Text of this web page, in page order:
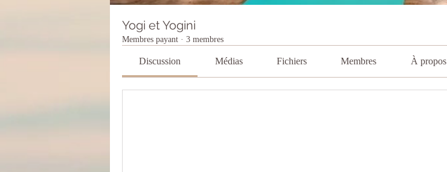
Yogi et Yogini
Membres payant · 3 membres
Discussion Médias Fichiers Membres À propos